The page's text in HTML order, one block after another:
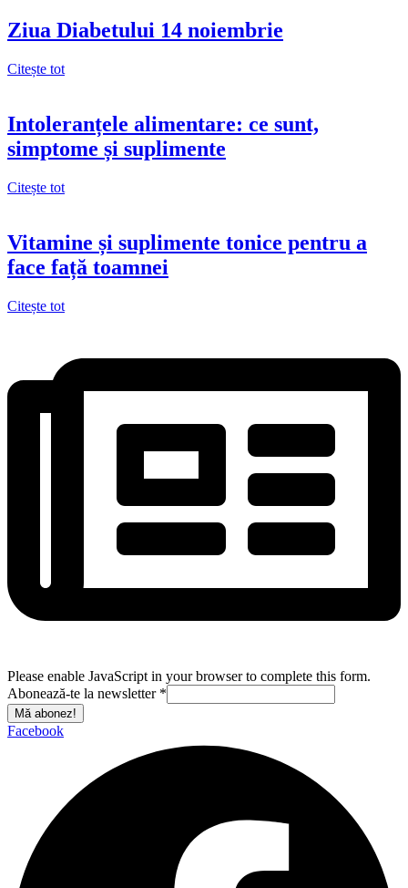
Ziua Diabetului 14 noiembrie
Citește tot
Intoleranțele alimentare: ce sunt,
simptome și suplimente
Citește tot
Vitamine și suplimente tonice pentru a
face față toamnei
Citește tot
Please enable JavaScript in your browser to complete this form.
Abonează-te la newsletter *
Mă abonez!
Facebook